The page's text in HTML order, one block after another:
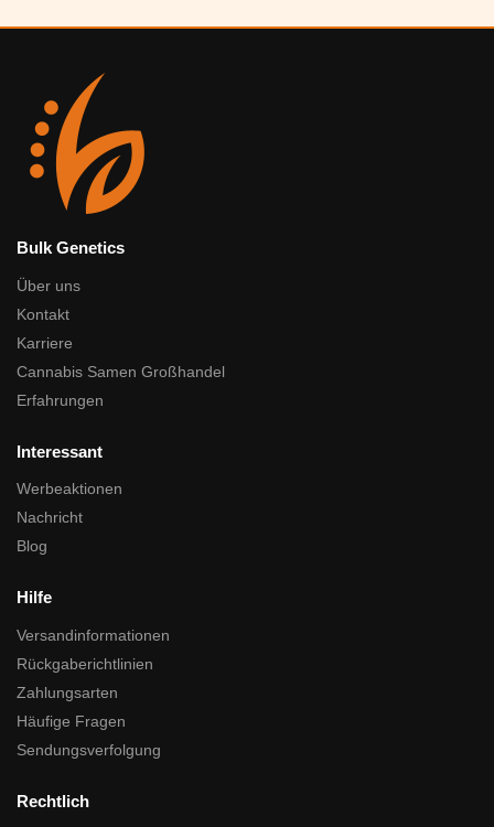
Bulk Genetics
Über uns
Kontakt
Karriere
Cannabis Samen Großhandel
Erfahrungen
Interessant
Werbeaktionen
Nachricht
Blog
Hilfe
Versandinformationen
Rückgaberichtlinien
Zahlungsarten
Häufige Fragen
Sendungsverfolgung
Rechtlich